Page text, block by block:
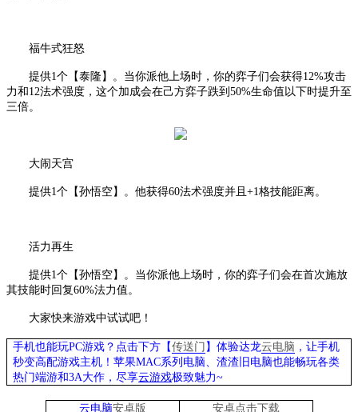
福牛式狂怒
提供1个【泰隆】。当你派他上场时，你的弈子们会获得12%攻击
力和12法术强度，这个加成会在己方弈子跌到50%生命值以下时提升至
三倍。
大闹天宫
提供1个【孙悟空】。他获得60法术强度并且+1格技能距离。
活力再生
提供1个【孙悟空】。当你派他上场时，你的弈子们会在首次施放
其技能时回复60%法力值。
大家快来游戏中试试吧！
手机也能玩PC游戏？点击下方【传送门 】体验达龙云电脑 ，让手机
秒变高配游戏主机 ！苹果MAC系列电脑、渣渣旧电脑也能畅玩各类
热门端游和3A大作， 尽享云游戏极致魅力~
云电脑安卓版
安卓点击下载